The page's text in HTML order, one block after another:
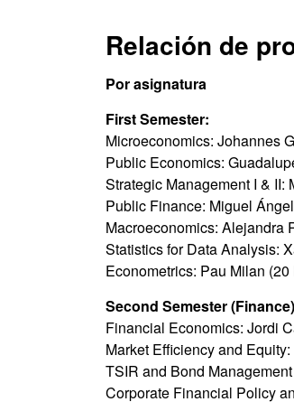
Relación de
Por asignatura
First Semester:
Microeconomics: Johannes
Public Economics:
Strategic Management I & II:
Public Finance: Miguel
Macroeconomics: Alejandra
Statistics for Data Analysis:
Econometrics: Pau Milan (20
Second Semester
Financial Economics: Jordi
Market Efficiency and
TSIR and Bond
Corporate Financial Policy